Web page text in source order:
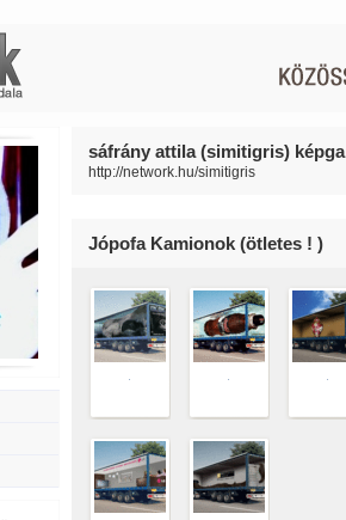
sáfrány attila (simitigris)
http://network.hu/simitigris
Jópofa Kamionok (ötletes ! )